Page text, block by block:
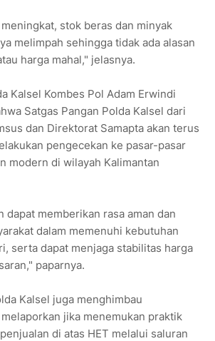
stok beras dan minyak
melimpah sehingga tidak ada alasan
harga mahal," jelasnya.
Kalsel Kombes Pol Adam Erwindi
Satgas Pangan Polda Kalsel dari
dan Direktorat Samapta akan terus
pengecekan ke pasar-pasar
modern di wilayah Kalimantan
dapat memberikan rasa aman dan
dalam memenuhi kebutuhan
serta dapat menjaga stabilitas harga
paparnya.
Kalsel juga menghimbau
jika menemukan praktik
di atas HET melalui saluran